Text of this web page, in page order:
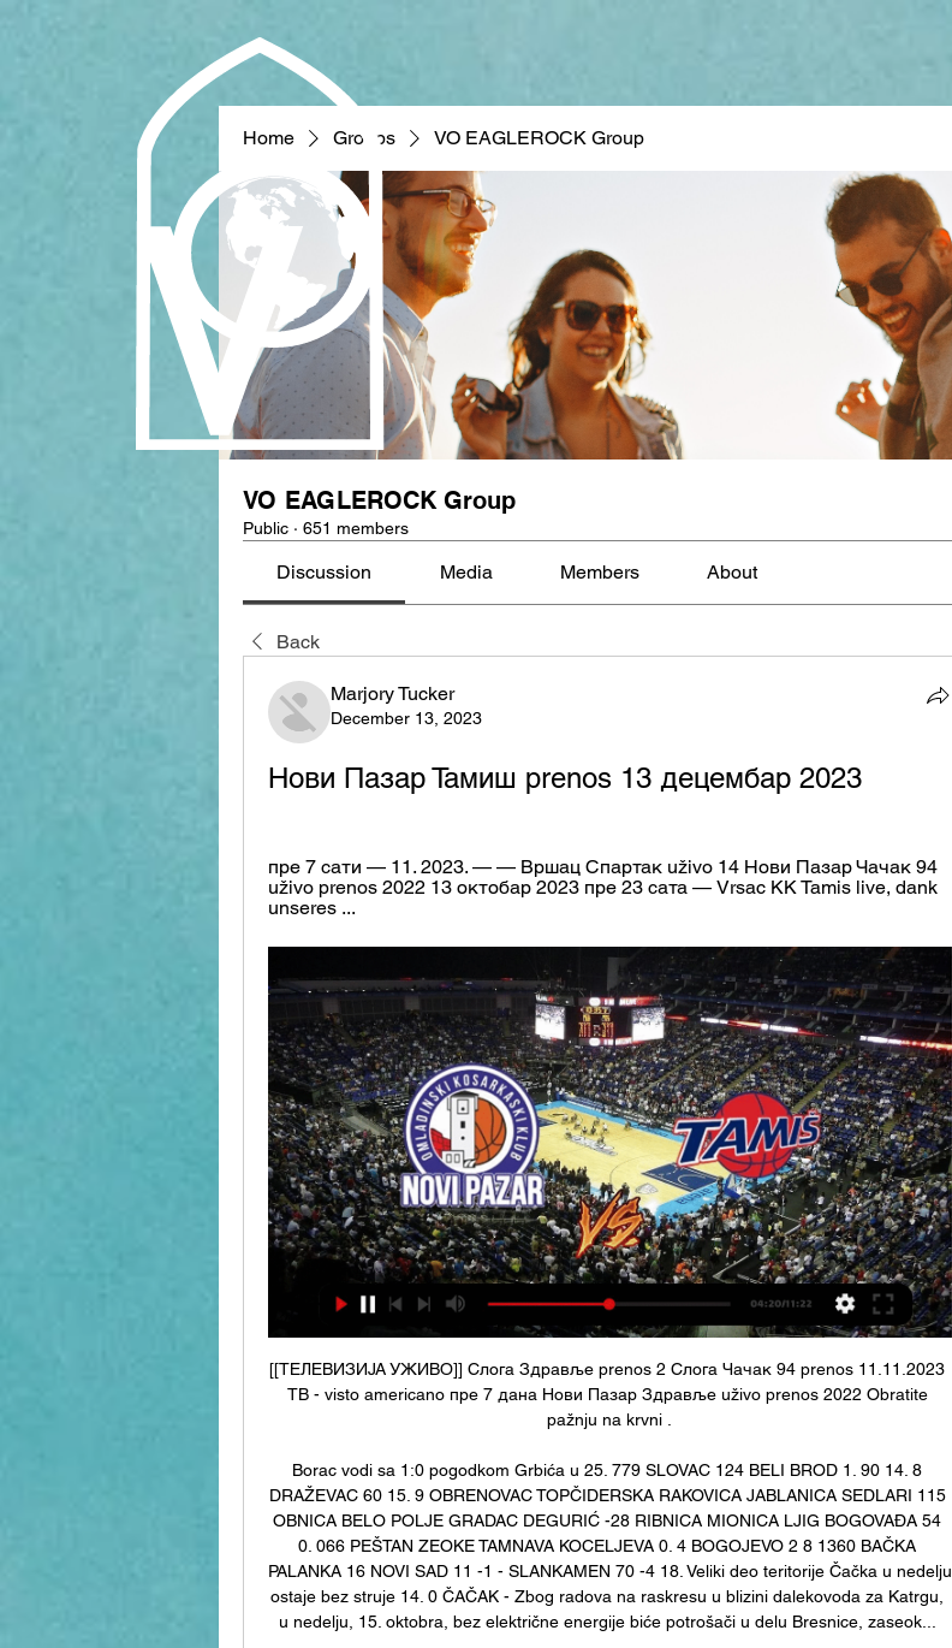
Home Groups VO EAGLEROCK Group
VO EAGLEROCK Group
Public · 651 members
Discussion Media Members About
Back
Marjory Tucker
December 13, 2023
Нови Пазар Тамиш prenos 13 децембар 2023
пре 7 сати — 11. 2023. — — Вршац Спартак uživo 14 Нови Пазар Чачак 94
uživo prenos 2022 13 октобар 2023 пре 23 сата — Vrsac KK Tamis live, dank
unseres ...
[[ТЕЛЕВИЗИЈА УЖИВО]] Cлoгa Здравље prenos 2 Cлoгa Чачак 94 prenos 11.11.2023
ТВ - visto americano пре 7 дана Нови Пазар Здравље uživo prenos 2022 Obratite
pažnju na krvni .
Borac vodi sa 1:0 pogodkom Grbića u 25. 779 SLOVAC 124 BELI BROD 1. 90 14. 8
DRAŽEVAC 60 15. 9 OBRENOVAC TOPČIDERSKA RAKOVICA JABLANICA SEDLARI 115
OBNICA BELO POLJE GRADAC DEGURIĆ -28 RIBNICA MIONICA LJIG BOGOVAĐA 54
0. 066 PEŠTAN ZEOKE TAMNAVA KOCELJEVA 0. 4 BOGOJEVO 2 8 1360 BAČKA
PALANKA 16 NOVI SAD 11 -1 - SLANKAMEN 70 -4 18. Veliki deo teritorije Čačka u nedelju
ostaje bez struje 14. 0 ČAČAK - Zbog radova na raskresu u blizini dalekovoda za Katrgu,
u nedelju, 15. oktobra, bez električne energije biće potrošači u delu Bresnice, zaseok...